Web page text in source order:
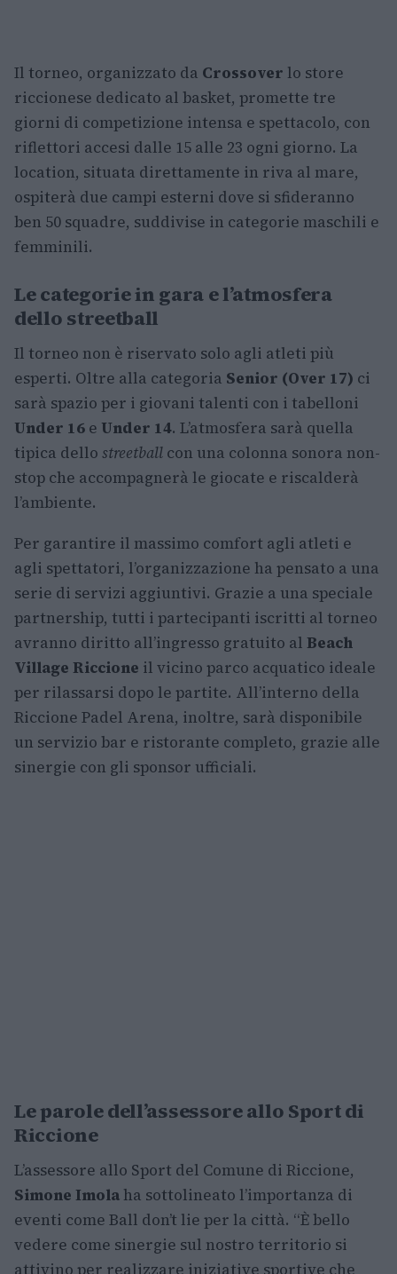
Il torneo, organizzato da Crossover lo store
riccionese dedicato al basket, promette tre
giorni di competizione intensa e spettacolo, con
riflettori accesi dalle 15 alle 23 ogni giorno. La
location, situata direttamente in riva al mare,
ospiterà due campi esterni dove si sfideranno
ben 50 squadre, suddivise in categorie maschili e
femminili.
Le categorie in gara e l’atmosfera
dello streetball
Il torneo non è riservato solo agli atleti più
esperti. Oltre alla categoria Senior (Over 17) ci
sarà spazio per i giovani talenti con i tabelloni
Under 16 e Under 14. L’atmosfera sarà quella
tipica dello streetball con una colonna sonora non-
stop che accompagnerà le giocate e riscalderà
l’ambiente.
Per garantire il massimo comfort agli atleti e
agli spettatori, l’organizzazione ha pensato a una
serie di servizi aggiuntivi. Grazie a una speciale
partnership, tutti i partecipanti iscritti al torneo
avranno diritto all’ingresso gratuito al Beach
Village Riccione il vicino parco acquatico ideale
per rilassarsi dopo le partite. All’interno della
Riccione Padel Arena, inoltre, sarà disponibile
un servizio bar e ristorante completo, grazie alle
sinergie con gli sponsor ufficiali.
Le parole dell’assessore allo Sport di
Riccione
L’assessore allo Sport del Comune di Riccione,
Simone Imola ha sottolineato l’importanza di
eventi come Ball don’t lie per la città. “È bello
vedere come sinergie sul nostro territorio si
attivino per realizzare iniziative sportive che